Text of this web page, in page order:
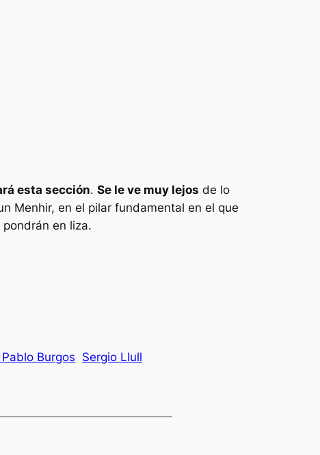
esta sección. Se le ve muy lejos de lo
Menhir, en el pilar fundamental en el que
en liza.
Pablo Burgos Sergio Llull